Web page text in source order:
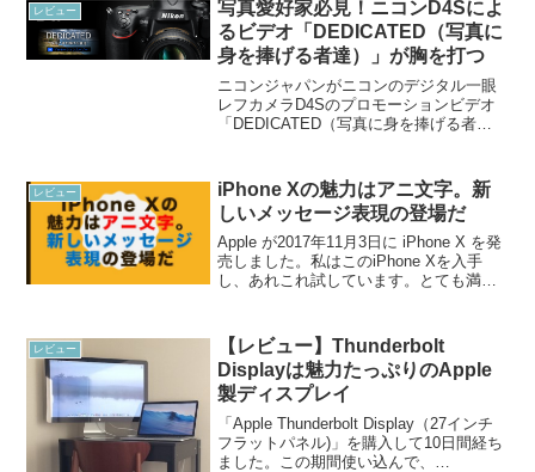
レビュー
写真愛好家必見！ニコンD4Sによ
るビデオ「DEDICATED（写真に
身を捧げる者達）」が胸を打つ
ニコンジャパンがニコンのデジタル一眼
レフカメラD4Sのプロモーションビデオ
「DEDICATED（写真に身を捧げる者
達）」はその他、あまたある新しいデジ
カメの広告映像ではありませ...
レビュー
iPhone Xの魅力はアニ文字。新
しいメッセージ表現の登場だ
Apple が2017年11月3日に iPhone X を発
売しました。私はこのiPhone Xを入手
し、あれこれ試しています。とても満足
あります。例えば、全く...
レビュー
【レビュー】Thunderbolt
Displayは魅力たっぷりのApple
製ディスプレイ
「Apple Thunderbolt Display（27インチ
フラットパネル)」を購入して10日間経ち
ました。この期間使い込んで、